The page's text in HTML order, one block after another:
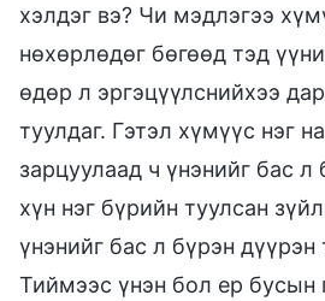
хэлдэг вэ? Чи мэдлэгээ
нөхөрлөдөг бөгөөд тэд
өдөр л эргэцүүлснийхээ
туулдаг. Гэтэл хүмүүс нэг
зарцуулаад ч үнэнийг бас л
хүн нэг бүрийн туулсан
үнэнийг бас л бүрэн дүүрэн
Тиймээс үнэн бол ер бусын